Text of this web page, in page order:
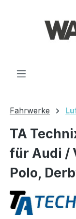
Fahrwerke
TA
für Audi /
Polo,